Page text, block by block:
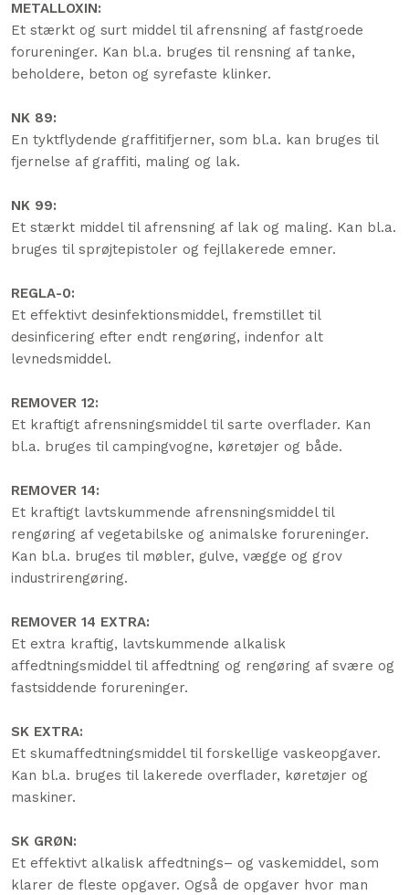
METALLOXIN:
Et stærkt og surt middel til afrensning af fastgroede
forureninger. Kan bl.a. bruges til rensning af tanke,
beholdere, beton og syrefaste klinker.
NK 89:
En tyktflydende graffitifjerner, som bl.a. kan bruges til
fjernelse af graffiti, maling og lak.
NK 99:
Et stærkt middel til afrensning af lak og maling. Kan bl.a.
bruges til sprøjtepistoler og fejllakerede emner.
REGLA-0:
​Et effektivt desinfektionsmiddel, fremstillet til
desinficering efter endt rengøring, indenfor alt
levnedsmiddel.
REMOVER 12:
Et kraftigt afrensningsmiddel til sarte overflader. Kan
bl.a. bruges til campingvogne, køretøjer og både.
REMOVER 14:
Et kraftigt lavtskummende afrensningsmiddel til
rengøring af vegetabilske og animalske forureninger.
Kan bl.a. bruges til møbler, gulve, vægge og grov
industrirengøring.
REMOVER 14 EXTRA:
​Et extra kraftig, lavtskummende alkalisk
affedtningsmiddel til affedtning og rengøring af svære og
fastsiddende forureninger.
SK EXTRA:
Et skumaffedtningsmiddel til forskellige vaskeopgaver.
Kan bl.a. bruges til lakerede overflader, køretøjer og
maskiner.
SK GRØN:
​Et effektivt alkalisk affedtnings– og vaskemiddel, som
klarer de fleste opgaver. Også de opgaver hvor man